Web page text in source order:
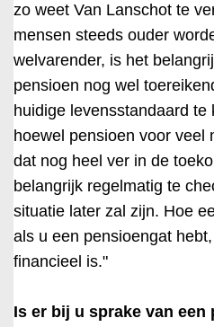
zo weet Van Lanschot te
mensen steeds ouder
welvarender, is het
pensioen nog wel
huidige levensstandaard te
hoewel pensioen voor veel
dat nog heel ver in de
belangrijk regelmatig te
situatie later zal zijn. Hoe
als u een pensioengat
financieel is."
Is er bij u sprake van een